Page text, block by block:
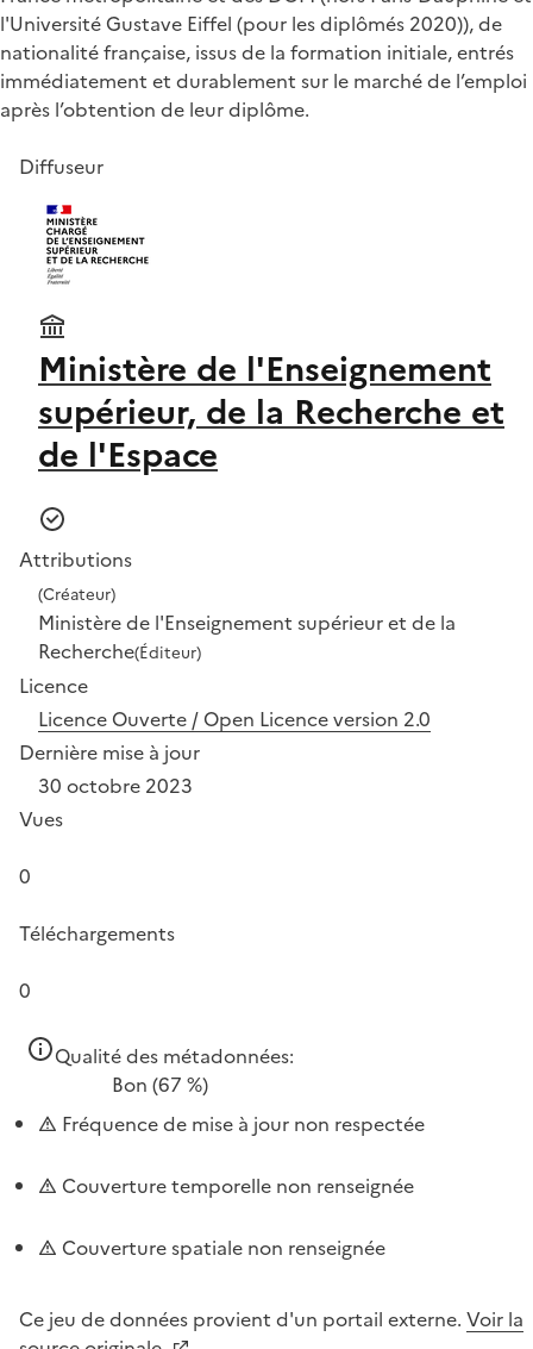
l'Université Gustave Eiffel (pour les diplômés 2020)), de
nationalité française, issus de la formation initiale, entrés
immédiatement et durablement sur le marché de l’emploi
après l’obtention de leur diplôme.
Diffuseur
Ministère de l'Enseignement
supérieur, de la Recherche et
de l'Espace
Attributions
(Créateur)
Ministère de l'Enseignement supérieur et de la
Recherche(Éditeur)
Licence
Licence Ouverte / Open Licence version 2.0
Dernière mise à jour
30 octobre 2023
Vues
0
Téléchargements
0
Qualité des métadonnées:
Bon (67 %)
Fréquence de mise à jour non respectée
Couverture temporelle non renseignée
Couverture spatiale non renseignée
Ce jeu de données provient d'un portail externe. Voir la